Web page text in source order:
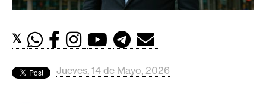
o
𝕏
Jueves, 14 de Mayo, 2026